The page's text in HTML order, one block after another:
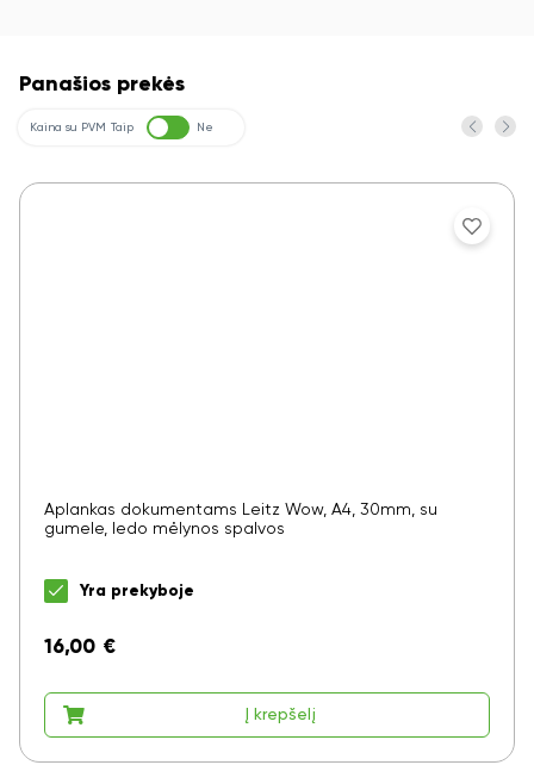
Panašios prekės
Kaina su PVM Taip Ne
Aplankas dokumentams Leitz Wow, A4, 30mm, su
gumele, ledo mėlynos spalvos
Yra prekyboje
16,00 €
Į krepšelį